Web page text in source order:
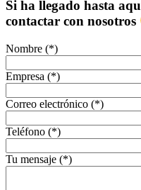
Si ha llegado hasta
contactar con nosotros
Nombre (*)
Empresa (*)
Correo electrónico (*)
Teléfono (*)
Tu mensaje (*)